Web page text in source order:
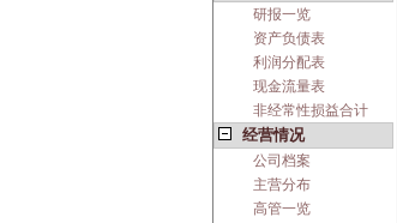
研报一览
资产负债表
利润分配表
现金流量表
非经常性损益合计
经营情况
公司档案
主营分布
高管一览